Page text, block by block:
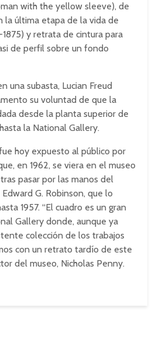
with the yellow sleeve), de
la última etapa de la vida de
y retrata de cintura para
de perfil sobre un fondo
una subasta, Lucian Freud
su voluntad de que la
desde la planta superior de
la National Gallery.
hoy expuesto al público por
en 1962, se viera en el museo
pasar por las manos del
G. Robinson, que lo
1957. “El cuadro es un gran
Gallery donde, aunque ya
colección de los trabajos
con un retrato tardío de este
del museo, Nicholas Penny.